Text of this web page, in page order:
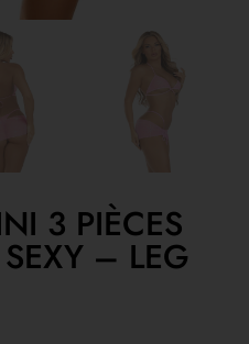
3 PIÈCES
– LEG